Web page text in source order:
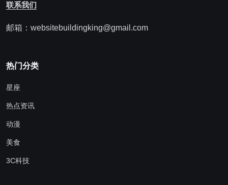
联系我们
邮箱：websitebuildingking@gmail.com
热门分类
星座
热点资讯
动漫
美食
3C科技